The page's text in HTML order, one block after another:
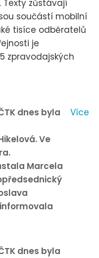
. Texty zůstávají
součástí mobilní
tisíce odběratelů
je
zpravodajských
dnes byla
Ve
Marcela
Více
dnes byla